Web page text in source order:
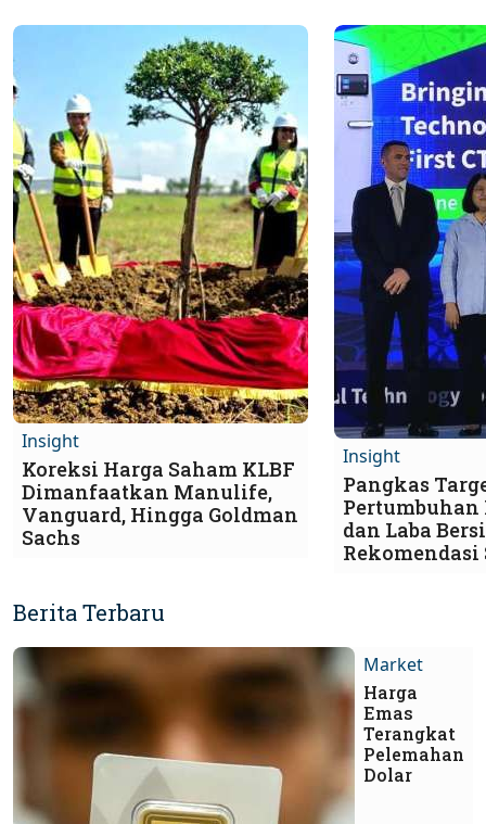
Insight
Koreksi Harga Saham KLBF
Dimanfaatkan Manulife,
Vanguard, Hingga Goldman
Sachs
Insight
Pangkas
Pertumbuhan
dan Laba
Rekomendasi
Berita Terbaru
Market
Harga
Emas
Terangkat
Pelemahan
Dolar